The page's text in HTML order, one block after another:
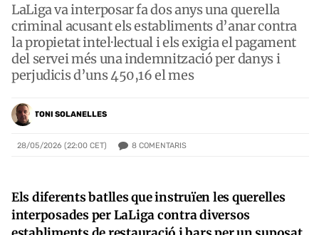
LaLiga va interposar fa dos anys una querella
criminal acusant els establiments d’anar contra
la propietat intel·lectual i els exigia el pagament
del servei més una indemnització per danys i
perjudicis d’uns 450,16 el mes
TONI SOLANELLES
28/05/2026 (22:00 CET) 8 COMENTARIS
Els diferents batlles que instruïen les querelles
interposades per LaLiga contra diversos